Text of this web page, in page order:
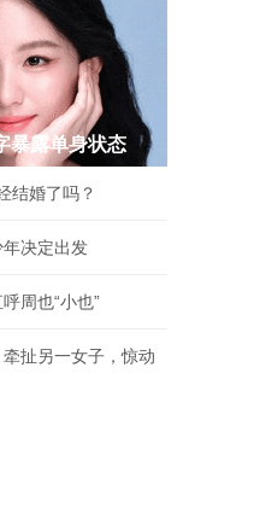
暴露单身状态
结婚了吗？
决定出发
周也“小也”
扯另一女子，惊动